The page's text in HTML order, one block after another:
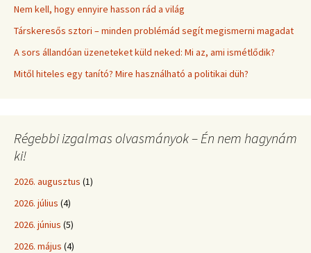
Nem kell, hogy ennyire hasson rád a világ
Társkeresős sztori – minden problémád segít megismerni magadat
A sors állandóan üzeneteket küld neked: Mi az, ami ismétlődik?
Mitől hiteles egy tanító? Mire használható a politikai düh?
Régebbi izgalmas olvasmányok – Én nem hagynám
ki!
2026. augusztus (1)
2026. július (4)
2026. június (5)
2026. május (4)